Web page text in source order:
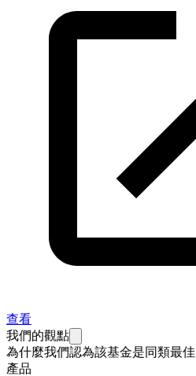
查看
我們的觀點
為什麼我們認為該基金是同類最佳
產品